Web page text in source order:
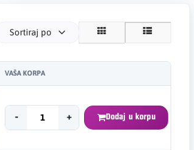
Sortiraj po
VAŠA KORPA
- + Dodaj u korpu